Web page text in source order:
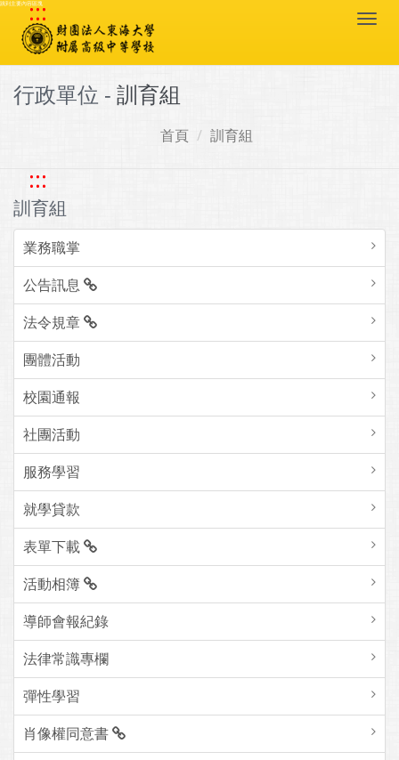
跳到主要內容區塊
:::
行政單位 - 訓育組
首頁 訓育組
:::
訓育組
業務職掌
公告訊息
法令規章
團體活動
校園通報
社團活動
服務學習
就學貸款
表單下載
活動相簿
導師會報紀錄
法律常識專欄
彈性學習
肖像權同意書